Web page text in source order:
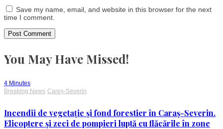
Save my name, email, and website in this browser for the next
time I comment.
You May Have Missed!
4 Minutes
Breaking News Careș-Severin
Incendii de vegetație și fond forestier în Caraș-Severin.
Elicoptere și zeci de pompieri luptă cu flăcările în zone